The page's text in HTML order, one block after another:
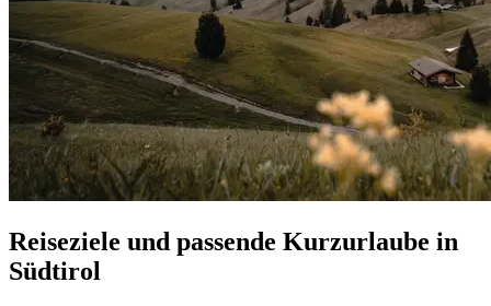
Reiseziele und passende Kurzurlaube in
Südtirol